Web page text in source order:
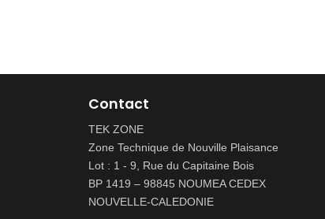
Contact
TEK ZONE
Zone Technique de Nouville Plaisance
Lot : 1 - 9, Rue du Capitaine Bois
BP 1419 – 98845 NOUMEA CEDEX
NOUVELLE-CALEDONIE